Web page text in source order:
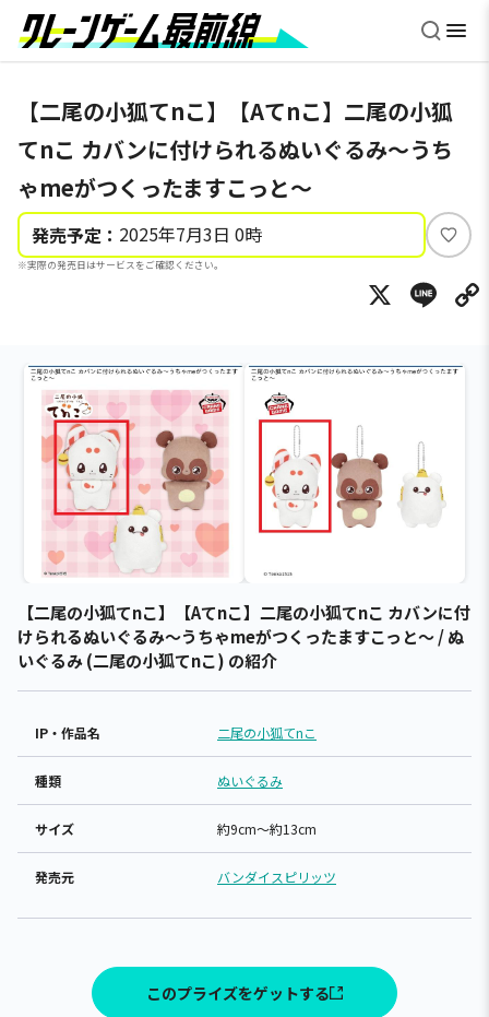
【二尾の小狐てnこ】【Aてnこ】二尾の小狐
てnこ カバンに付けられるぬいぐるみ～うち
ゃmeがつくったますこっと～
発売予定： 2025年7月3日 0時
※実際の発売日はサービスをご確認ください。
い
ね
X
【二尾の小狐てnこ】【Aてnこ】二尾の小狐てnこ カバンに付
けられるぬいぐるみ～うちゃmeがつくったますこっと～ / ぬ
いぐるみ (二尾の小狐てnこ) の紹介
IP・作品名 二尾の小狐てnこ
種類 ぬいぐるみ
サイズ 約9cm～約13cm
発売元 バンダイスピリッツ
このプライズをゲットする